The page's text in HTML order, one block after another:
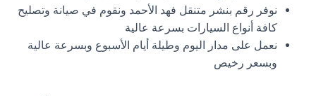
نوفر رقم بنشر متنقل فهد الأحمد ونقوم في صيانة وتصليح
كافة أنواع السيارات بسرعة عالية
نعمل على مدار اليوم وطيلة أيام الأسبوع وبسرعة عالية
وبسعر رخيص